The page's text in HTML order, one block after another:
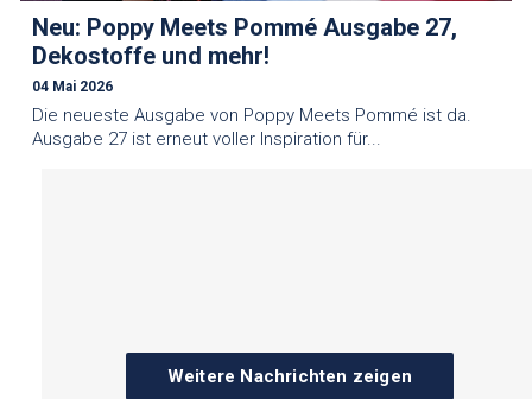
Neu: Poppy Meets Pommé Ausgabe 27,
Dekostoffe und mehr!
04 Mai 2026
Die neueste Ausgabe von Poppy Meets Pommé ist da.
Ausgabe 27 ist erneut voller Inspiration für...
Weitere Nachrichten zeigen